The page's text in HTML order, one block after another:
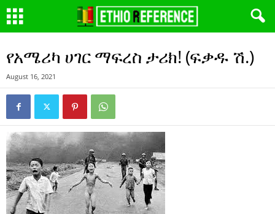
የአሜሪካ ሀገር ማፍረስ ታሪክ! (ፍቃዱ ሽ.)
August 16, 2021